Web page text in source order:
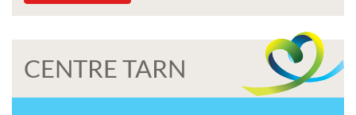
CENTRE TARN